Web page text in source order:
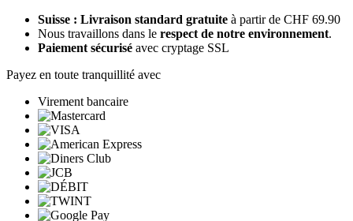
Suisse : Livraison standard gratuite à partir de CHF 69.90
Nous travaillons dans le respect de notre environnement.
Paiement sécurisé avec cryptage SSL
Payez en toute tranquillité avec
Virement bancaire